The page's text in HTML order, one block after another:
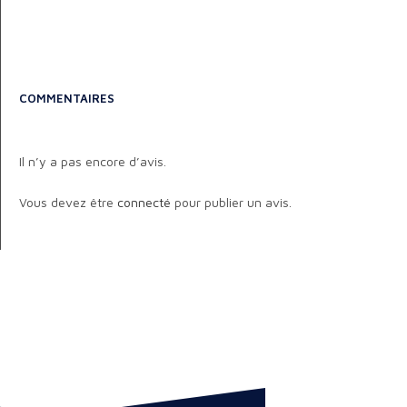
COMMENTAIRES
Il n’y a pas encore d’avis.
Vous devez être connecté pour publier un avis.